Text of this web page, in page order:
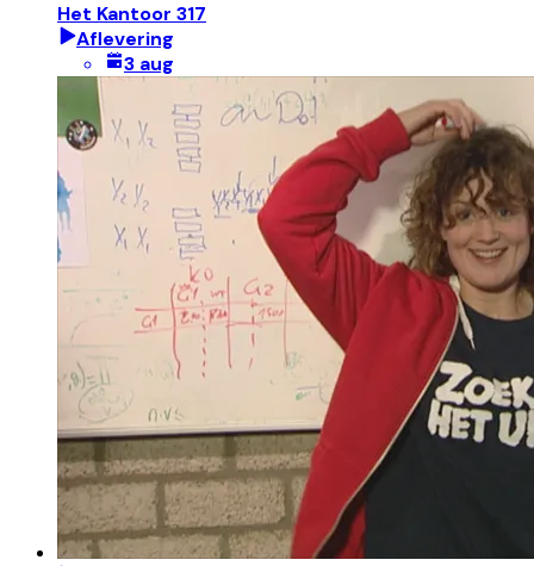
Het Kantoor 317
Aflevering
3 aug